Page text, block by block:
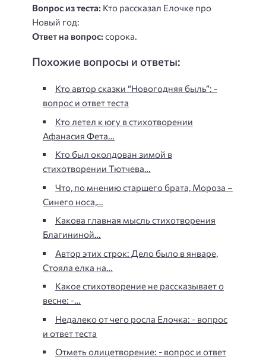
Вопрос из теста: Кто рассказал Елочке про
Новый год:
Ответ на вопрос: сорока.
Похожие вопросы и ответы:
Кто автор сказки “Новогодняя быль”: -
вопрос и ответ теста
Кто летел к югу в стихотворении
Афанасия Фета…
Кто был околдован зимой в
стихотворении Тютчева…
Что, по мнению старшего брата, Мороза –
Синего носа,…
Какова главная мысль стихотворения
Благининой…
Автор этих строк: Дело было в январе,
Стояла елка на…
Какое стихотворение не рассказывает о
весне: -…
Недалеко от чего росла Елочка: - вопрос
и ответ теста
Отметь олицетворение: - вопрос и ответ